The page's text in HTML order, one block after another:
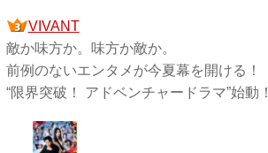
VIVANT
敵か味方か。味方か敵か。
前例のないエンタメが今夏幕を開ける！
“限界突破！ アドベンチャードラマ”始動！